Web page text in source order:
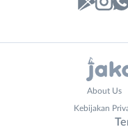
About Us
Kebijakan